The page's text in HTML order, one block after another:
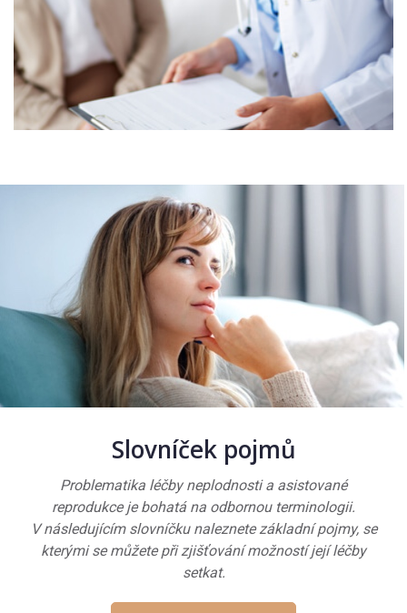
Slovníček pojmů
Problematika léčby neplodnosti a asistované
reprodukce je bohatá na odbornou terminologii.
V následujícím slovníčku naleznete základní pojmy, se
kterými se můžete při zjišťování možností její léčby
setkat.